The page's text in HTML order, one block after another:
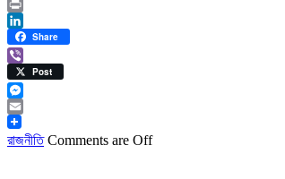
Twitter
Print
LinkedIn
Share
ViberPost
Messenger
Email
রাজনীতি Comments are Off